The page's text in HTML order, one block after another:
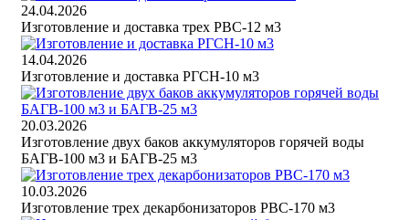
24.04.2026
Изготовление и доставка трех РВС-12 м3
14.04.2026
Изготовление и доставка РГСН-10 м3
20.03.2026
Изготовление двух баков аккумуляторов горячей воды
БАГВ-100 м3 и БАГВ-25 м3
10.03.2026
Изготовление трех декарбонизаторов РВС-170 м3